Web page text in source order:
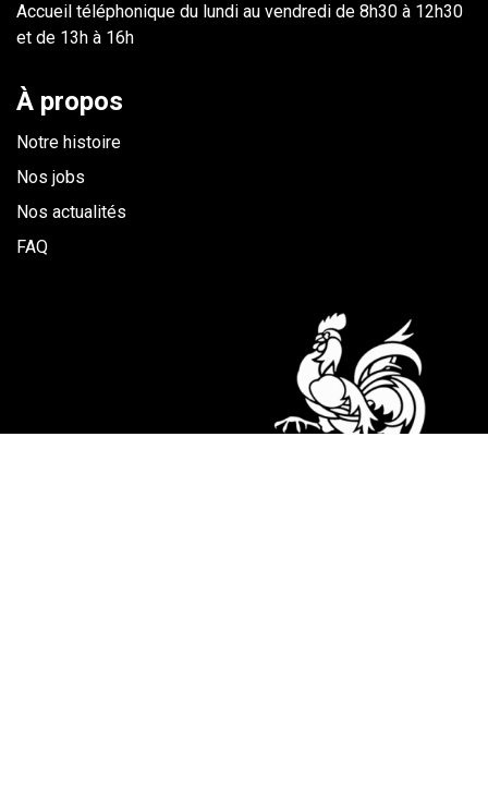
Accueil téléphonique du lundi au vendredi de 8h30 à 12h30
et de 13h à 16h
À propos
Notre histoire
Nos jobs
Nos actualités
FAQ